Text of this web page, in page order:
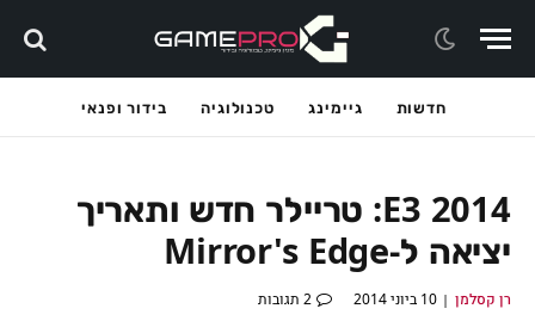
חדשות גיימינג טכנולוגיה בידור ופנאי
E3 2014: טריילר חדש ותאריך
יציאה ל-Mirror's Edge
רן קסלמן 10 ביוני 2014 2 תגובות